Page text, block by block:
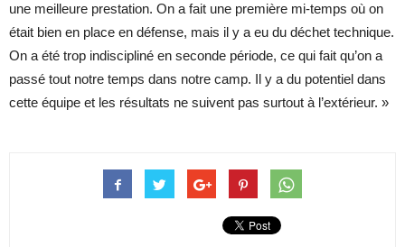
une meilleure prestation. On a fait une première mi-temps où on
était bien en place en défense, mais il y a eu du déchet technique.
On a été trop indiscipliné en seconde période, ce qui fait qu’on a
passé tout notre temps dans notre camp. Il y a du potentiel dans
cette équipe et les résultats ne suivent pas surtout à l’extérieur. »